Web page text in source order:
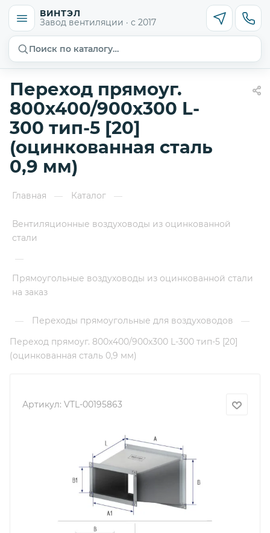
ВИНТЭЛ
Завод вентиляции · с 2017
Поиск по каталогу…
Переход прямоуг.
800х400/900х300 L-
300 тип-5 [20]
(оцинкованная сталь
0,9 мм)
Главная — Каталог —
Вентиляционные воздуховоды из оцинкованной
стали
—
Прямоугольные воздуховоды из оцинкованной стали
на заказ
— Переходы прямоугольные для воздуховодов
—
Переход прямоуг. 800х400/900х300 L-300 тип-5 [20]
(оцинкованная сталь 0,9 мм)
Артикул: VTL-00195863